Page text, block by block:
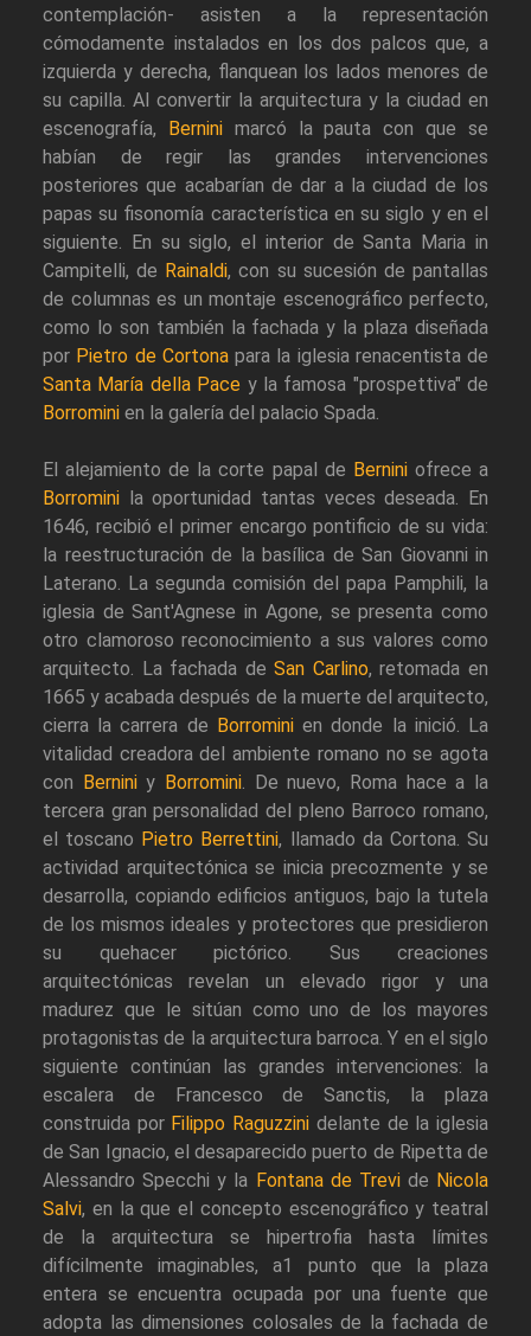
contemplación- asisten a la representación
cómodamente instalados en los dos palcos que, a
izquierda y derecha, flanquean los lados menores de
su capilla. Al convertir la arquitectura y la ciudad en
escenografía,
Berninimarcó la pauta con que se
habían de regir las grandes intervenciones
posteriores que acabarían de dar a la ciudad de los
papas su fisonomía característica en su siglo y en el
siguiente. En su siglo, el interior de Santa Maria in
Campitelli, de Rainaldi, con su sucesión de pantallas
de columnas es un montaje escenográfico perfecto,
como lo son también la fachada y la plaza diseñada
por Pietro de Cortonapara la iglesia renacentista de
Santa María della Pace y la famosa "prospettiva" de
Borromini en la galería del palacio Spada.
El alejamiento de la corte papal de Berniniofrece a
Borromini la oportunidad tantas veces deseada. En
1646, recibió el primer encargo pontificio de su vida:
la reestructuración de la basílica de San Giovanni in
Laterano. La segunda comisión del papa Pamphili, la
iglesia de Sant'Agnese in Agone, se presenta como
otro clamoroso reconocimiento a sus valores como
arquitecto. La fachada deSan Carlino, retomada en
1665 y acabada después de la muerte del arquitecto,
cierra la carrera de Borrominien donde la inició. La
vitalidad creadora del ambiente romano no se agota
con
Berniniy Borromini. De nuevo, Roma hace a la
tercera gran personalidad del pleno Barroco romano,
el toscano Pietro Berrettini, llamado da Cortona. Su
actividad arquitectónica se inicia precozmente y se
desarrolla, copiando edificios antiguos, bajo la tutela
de los mismos ideales y protectores que presidieron
su quehacer pictórico. Sus creaciones
arquitectónicas revelan un elevado rigor y una
madurez que le sitúan como uno de los mayores
protagonistas de la arquitectura barroca. Y en el siglo
siguiente continúan las grandes intervenciones: la
escalera de Francesco de Sanctis, la plaza
construida por Filippo Raguzzini delante de la iglesia
de San Ignacio, el desaparecido puerto de Ripetta de
Alessandro Specchi y la Fontana de Trevide Nicola
Salvi, en la que el concepto escenográfico y teatral
de la arquitectura se hipertrofia hasta límites
difícilmente imaginables, a1 punto que la plaza
entera se encuentra ocupada por una fuente que
adopta las dimensiones colosales de la fachada de